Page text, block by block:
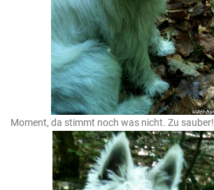
Moment, da stimmt noch was nicht. Zu sauber!